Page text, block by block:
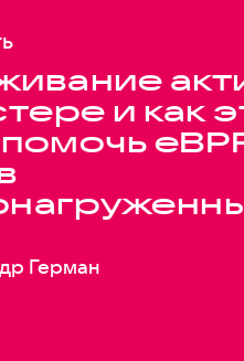
и как
Герман